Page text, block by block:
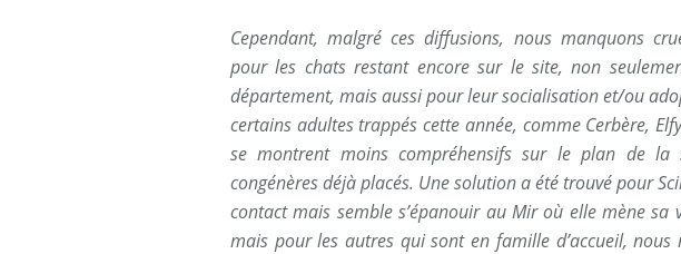
Cependant, malgré ces diffusions, nous manquons
pour les chats restant encore sur le site, non
département, mais aussi pour leur socialisation et/ou
certains adultes trappés cette année, comme Cerbère,
se montrent moins compréhensifs sur le plan de la
congénères déjà placés. Une solution a été trouvé pour
contact mais semble s’épanouir au Mir où elle mène sa
mais pour les autres qui sont en famille d’accueil, nous